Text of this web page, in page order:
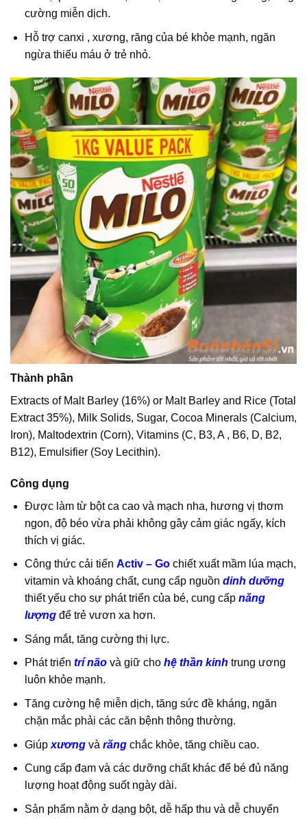
cường miễn dịch.
Hỗ trợ canxi , xương, răng của bé khỏe mạnh, ngăn
ngừa thiếu máu ở trẻ nhỏ.
Thành phần
Extracts of Malt Barley (16%) or Malt Barley and Rice (Total
Extract 35%), Milk Solids, Sugar, Cocoa Minerals (Calcium,
Iron), Maltodextrin (Corn), Vitamins (C, B3, A , B6, D, B2,
B12), Emulsifier (Soy Lecithin).
Công dụng
Được làm từ bột ca cao và mạch nha, hương vị thơm
ngon, độ béo vừa phải không gây cảm giác ngấy, kích
thích vị giác.
Công thức cải tiến Activ– Gochiết xuất mầm lúa mạch,
vitamin và khoáng chất, cung cấp nguồn dinh dưỡng
thiết yếu cho sự phát triển của bé, cung cấp năng
lượng để trẻ vươn xa hơn.
Sáng mắt, tăng cường thị lực.
Phát triển trí nãovà giữ cho hệ thần kinh trung ương
luôn khỏe mạnh.
Tăng cường hệ miễn dịch, tăng sức đề kháng, ngăn
chặn mắc phải các căn bệnh thông thường.
Giúp xươngvà răngchắc khỏe, tăng chiều cao.
Cung cấp đạm và các dưỡng chất khác để bé đủ năng
lượng hoạt động suốt ngày dài.
Sản phẩm nằm ở dạng bột, dễ hấp thu và dễ chuyển